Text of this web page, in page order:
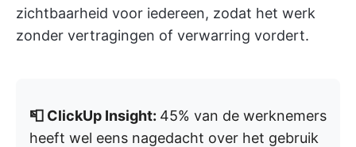
zichtbaarheid voor iedereen, zodat het werk
zonder vertragingen of verwarring vordert.
📮 ClickUp Insight: 45% van de werknemers
heeft wel eens nagedacht over het gebruik